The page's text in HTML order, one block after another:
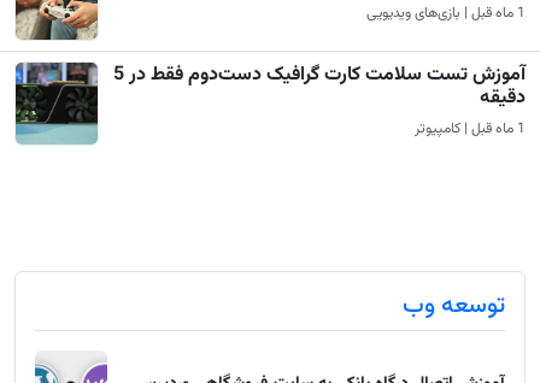
1 ماه قبل | بازی‌های ویدیویی
آموزش تست سلامت کارت گرافیک دست‌دوم فقط در 5
دقیقه
1 ماه قبل | کامپیوتر
توسعه وب